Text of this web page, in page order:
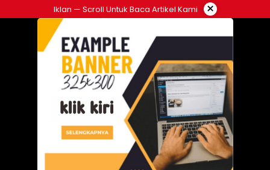
ke
Iklan — Scroll Untuk Baca Artikel Kami ×